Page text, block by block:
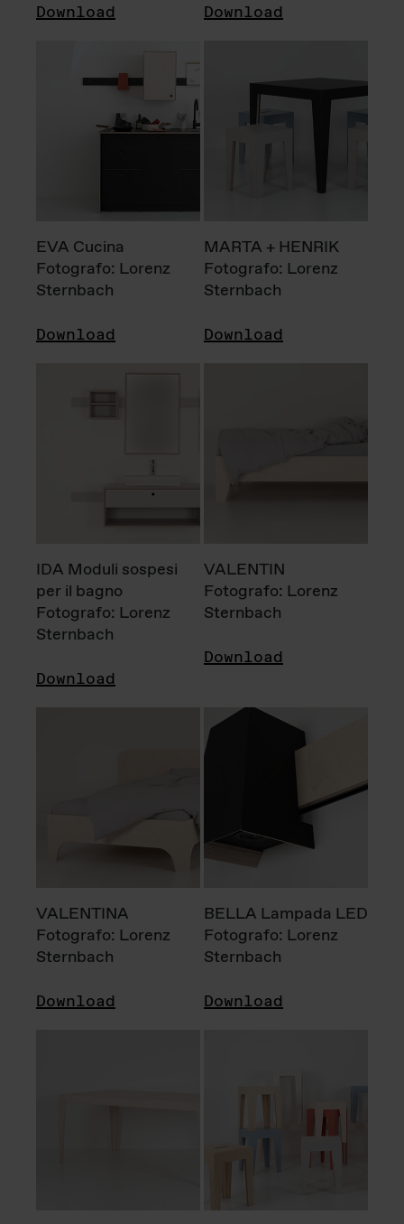
Download Download
EVA Cucina
Fotografo: Lorenz
Sternbach
Download
MARTA + HENRIK
Fotografo: Lorenz
Sternbach
Download
IDA Moduli sospesi
per il bagno
Fotografo: Lorenz
Sternbach
Download
VALENTIN
Fotografo: Lorenz
Sternbach
Download
VALENTINA
Fotografo: Lorenz
Sternbach
Download
BELLA Lampada LED
Fotografo: Lorenz
Sternbach
Download